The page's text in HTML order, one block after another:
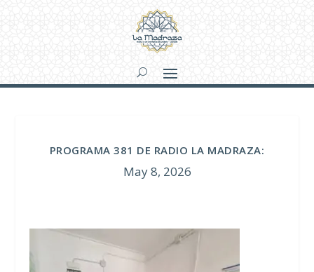
PROGRAMA 381 DE RADIO LA MADRAZA:
May 8, 2026